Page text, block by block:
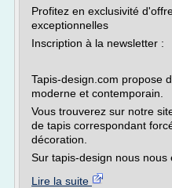
Profitez en exclusivité
exceptionnelles
Inscription à la newsletter :
Tapis-design.com propose
moderne et contemporain.
Vous trouverez sur notre
de tapis correspondant
décoration.
Sur tapis-design nous nous
Lire la suite